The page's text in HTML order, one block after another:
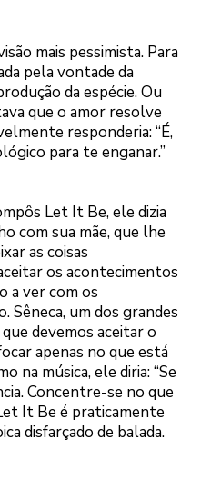
mais pessimista. Para
pela vontade da
da espécie. Ou
que o amor resolve
responderia: “É,
para te enganar.”
Let It Be, ele dizia
com sua mãe, que lhe
as coisas
os acontecimentos
a ver com os
Sêneca, um dos grandes
devemos aceitar o
apenas no que está
na música, ele diria: “Se
Concentre-se no que
It Be é praticamente
disfarçado de balada.